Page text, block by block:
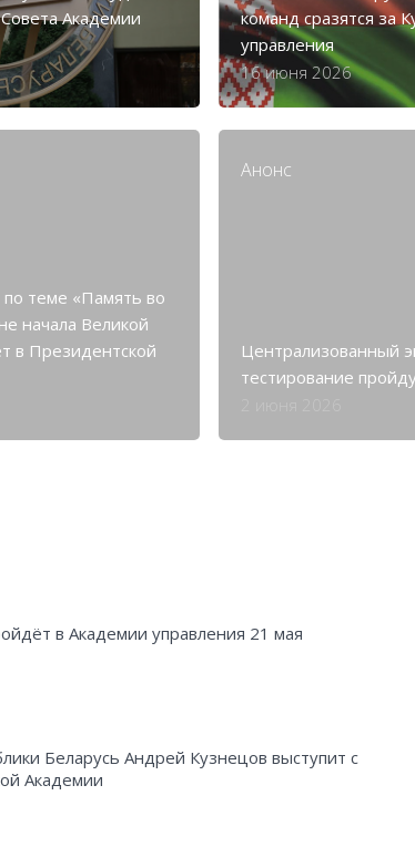
Академии
команд сразятся за
управления
16 июня 2026
теме «Память во
начала Великой
в Президентской
Анонс
Централизованный
тестирование
в Академии управления 21 мая
Беларусь Андрей Кузнецов выступит с
Академии